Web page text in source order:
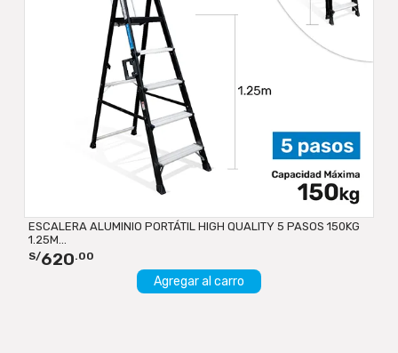
ESCALERA ALUMINIO PORTÁTIL HIGH QUALITY 5 PASOS 150KG
1.25M...
S/620.00
Agregar al carro